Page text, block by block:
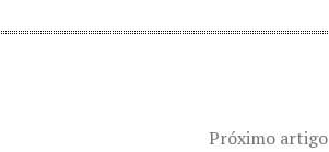
Próximo artigo